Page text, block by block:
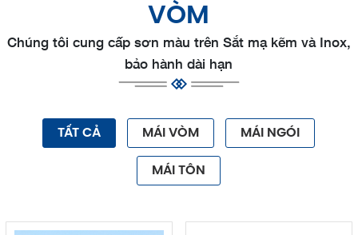
VÒM
Chúng tôi cung cấp sơn màu trên Sắt mạ kẽm và Inox,
bảo hành dài hạn
TẤT CẢ MÁI VÒM MÁI NGÓI
MÁI TÔN